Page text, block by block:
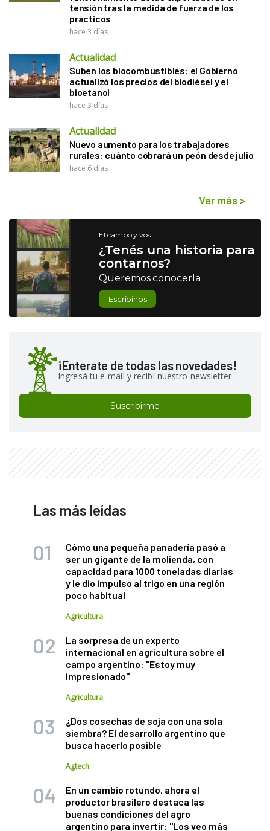
tensión tras la medida de fuerza de los
prácticos
hace 3 días
Actualidad
Suben los biocombustibles: el Gobierno
actualizó los precios del biodiésel y el
bioetanol
hace 3 días
Actualidad
Nuevo aumento para los trabajadores
rurales: cuánto cobrará un peón desde julio
hace 6 días
Ver más >
El campo y vos
¿Tenés una historia para
contarnos?
Queremos conocerla
Escribinos
¡Enterate de todas las novedades!
Ingresá tu e-mail y recibí nuestro newsletter
Suscribirme
Las más leídas
Cómo una pequeña panadería pasó a
ser un gigante de la molienda, con
capacidad para 1000 toneladas diarias
y le dio impulso al trigo en una región
poco habitual
Agricultura
La sorpresa de un experto
internacional en agricultura sobre el
campo argentino: "Estoy muy
impresionado"
Agricultura
¿Dos cosechas de soja con una sola
siembra? El desarrollo argentino que
busca hacerlo posible
Agtech
En un cambio rotundo, ahora el
productor brasilero destaca las
buenas condiciones del agro
argentino para invertir: "Los veo más